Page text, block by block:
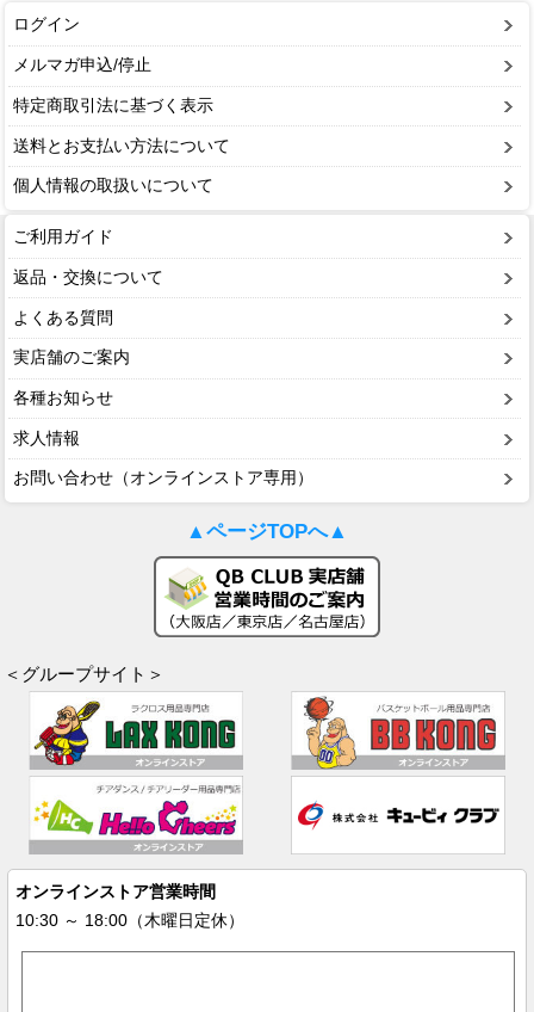
ログイン
メルマガ申込/停止
特定商取引法に基づく表示
送料とお支払い方法について
個人情報の取扱いについて
ご利用ガイド
返品・交換について
よくある質問
実店舗のご案内
各種お知らせ
求人情報
お問い合わせ（オンラインストア専用）
▲ページTOPへ▲
＜グループサイト＞
オンラインストア営業時間
10:30 ～ 18:00（木曜日定休）